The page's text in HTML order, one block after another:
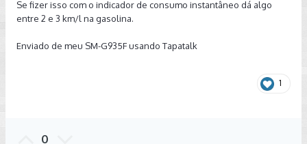
e a potência efetiva
Se fizer isso com o indicador de consumo instantâneo dá algo
entre 2 e 3 km/l na gasolina.
Enviado de meu SM-G935F usando Tapatalk
1
0